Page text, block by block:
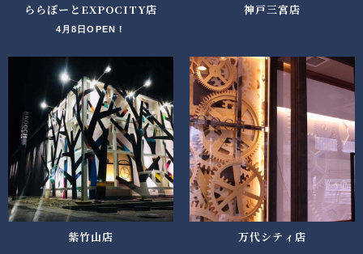
ららぽーとEXPOCITY店
4月8日OPEN！
神戸三宮店
紫竹山店 万代シティ店